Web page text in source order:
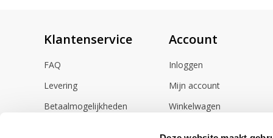
Klantenservice
FAQ
Levering
Betaalmogelijkheden
Account
Inloggen
Mijn account
Winkelwagen